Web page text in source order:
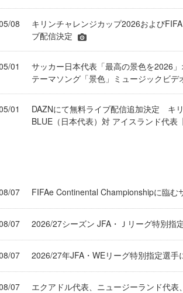
08
キリンチャレンジカップ2026および
ブ配信決定
01
サッカー日本代表「最高の景色を2026
テーマソング「景色」ミュージックビ
01
DAZNにて無料ライブ配信追加決定 キ
BLUE（日本代表）対 アイスランド代表
07 FIFAe Continental Championshipに臨む
07 2026/27シーズン JFA・Ｊリーグ特別指
07 2026/27年JFA・WEリーグ特別指定選手
07
エクアドル代表、ニュージーランド代